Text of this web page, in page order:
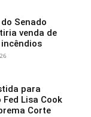
Senado
venda de
para
Lisa Cook
Corte